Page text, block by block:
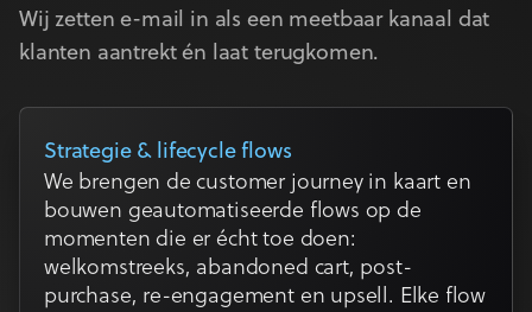
Wij zetten e-mail in als een meetbaar kanaal dat
klanten aantrekt én laat terugkomen.
Strategie & lifecycle flows
We brengen de customer journey in kaart en
bouwen geautomatiseerde flows op de
momenten die er écht toe doen:
welkomstreeks, abandoned cart, post-
purchase, re-engagement en upsell. Elke flow